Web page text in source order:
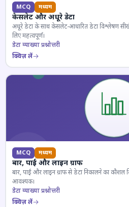
MCQ मध्यम
केसलेट और अधूरे डेटा
अधूरे डेटा के साथ केसलेट-आधारित डेटा विश्लेषण
लिए महत्वपूर्ण।
डेटा व्याख्या प्रश्नोत्तरी
क्विज़ लें
MCQ मध्यम
बार, पाई और लाइन ग्राफ
बार, पाई और लाइन ग्राफ से डेटा निकालने का कौशल
आवश्यक।
डेटा व्याख्या प्रश्नोत्तरी
क्विज़ लें